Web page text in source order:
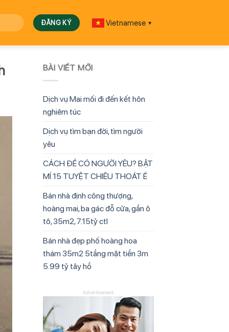
Vietnamese ▼
BÀI VIẾT MỚI
Dịch vụ Mai mối đi đến kết hôn
nghiêm túc
Dịch vụ tìm bạn đời, tìm người
yêu
CÁCH ĐỂ CÓ NGƯỜI YÊU? BẬT
MÍ 15 TUYỆT CHIÊU THOÁT Ế
Bán nhà định công thượng,
hoàng mai, ba gác đỗ cửa, gần ô
tô, 35m2, 7.15tỷ ctl
Bán nhà đẹp phố hoàng hoa
thám 35m2 5tầng mặt tiền 3m
5.99 tỷ tây hồ
Advertisement